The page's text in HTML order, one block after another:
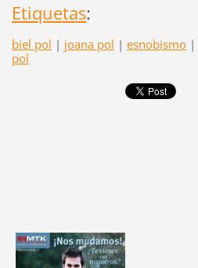
Etiquetas:
biel pol | joana pol | esnobismo |
pol